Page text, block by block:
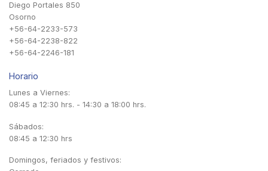
Diego Portales 850
Osorno
+56-64-2233-573
+56-64-2238-822
+56-64-2246-181
Horario
Lunes a Viernes:
08:45 a 12:30 hrs. - 14:30 a 18:00 hrs.
Sábados:
08:45 a 12:30 hrs
Domingos, feriados y festivos: